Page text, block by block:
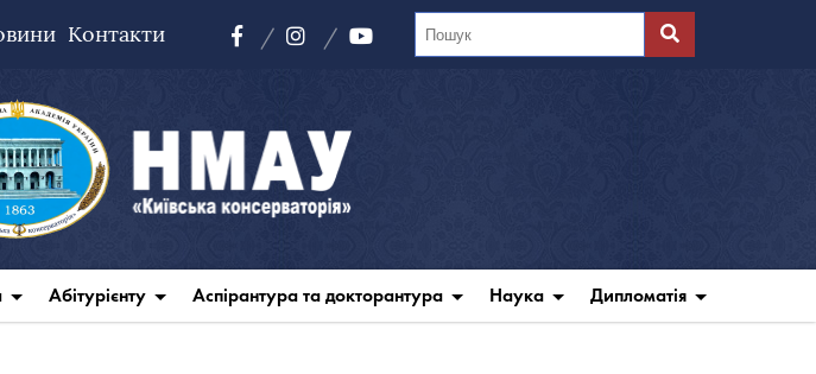
Контакти
Абітурієнту Аспірантура та докторантура Наука Дипломатія